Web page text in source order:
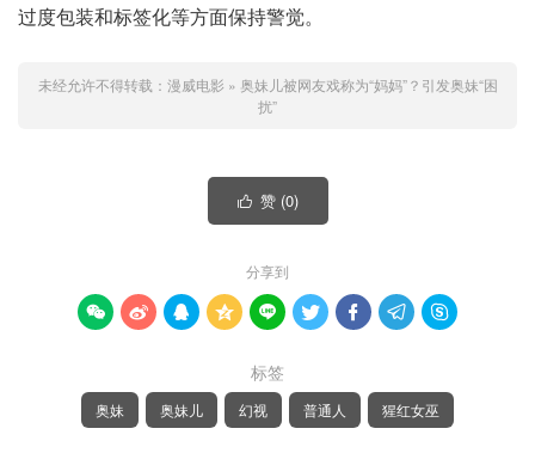
过度包装和标签化等方面保持警觉。
未经允许不得转载： 漫威电影 » 奥妹儿被网友戏称为“妈妈”？引发奥妹“困
扰”
 赞 (0)
分享到
        
标签
奥妹 奥妹儿 幻视 普通人 猩红女巫